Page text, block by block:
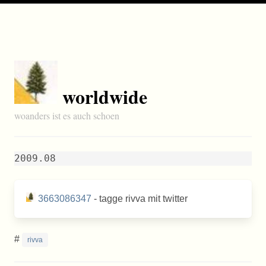
worldwide
woanders ist es auch schoen
2009.08
3663086347 - tagge rivva mit twitter
# rivva